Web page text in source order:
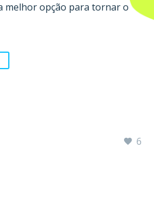
melhor opção para tornar o
6